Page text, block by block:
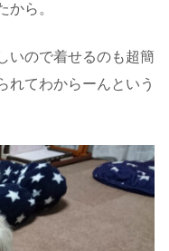
から。
いので着せるのも超簡
れてわからーんという